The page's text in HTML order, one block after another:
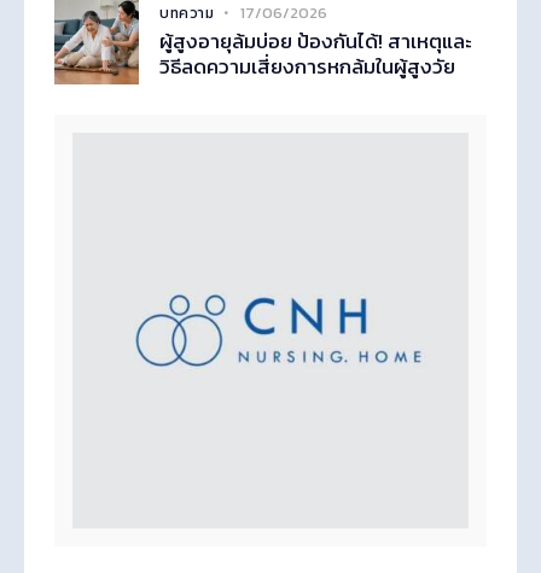
บทความ 17/06/2026
ผู้สูงอายุล้มบ่อย ป้องกันได้! สาเหตุและ
วิธีลดความเสี่ยงการหกล้มในผู้สูงวัย